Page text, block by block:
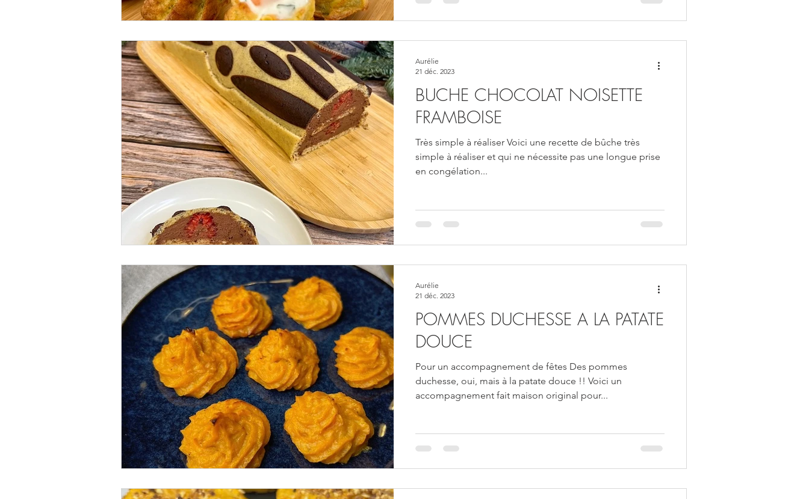
BUCHE CHOCOLAT NOISETTE
FRAMBOISE
Très simple à réaliser Voici une recette de bûche très
simple à réaliser et qui ne nécessite pas une longue prise
en congélation...
Aurélie
21 déc. 2023
POMMES DUCHESSE A LA PATATE
DOUCE
Pour un accompagnement de fêtes Des pommes
duchesse, oui, mais à la patate douce !! Voici un
accompagnement fait maison original pour...
Aurélie
21 déc. 2023